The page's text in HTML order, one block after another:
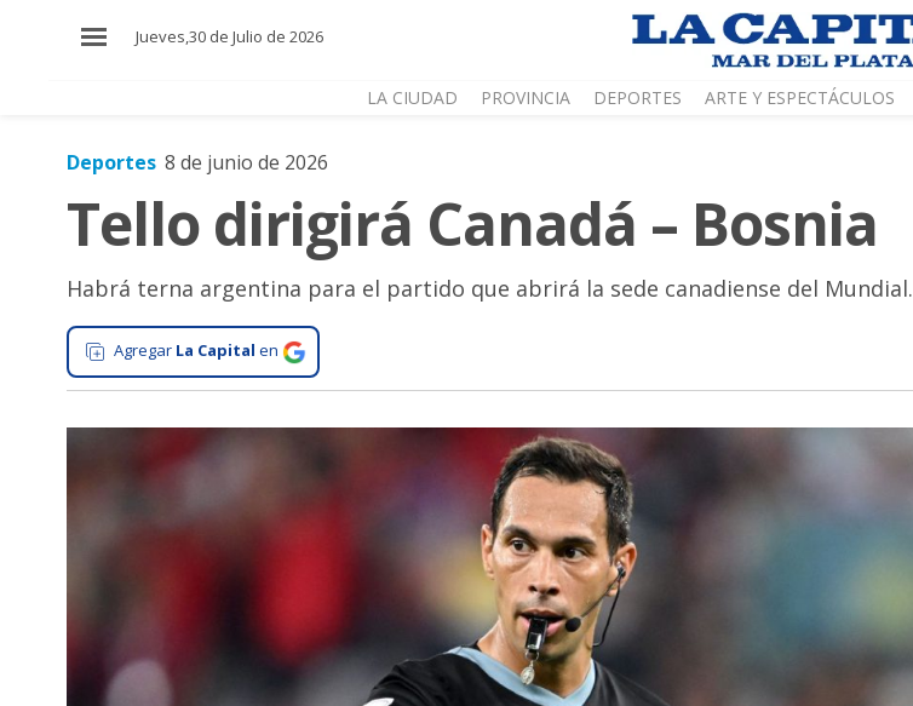
Jueves,30 de Julio de 2026
LA CIUDAD PROVINCIA DEPORTES ARTE Y ESPECTÁCULOS
País
Cultura
Deportes 8 de junio de 2026
Tello dirigirá Canadá – Bosnia
Habrá terna argentina para el partido que abrirá la sede canadiense del Mundial.
Agregar La Capital en